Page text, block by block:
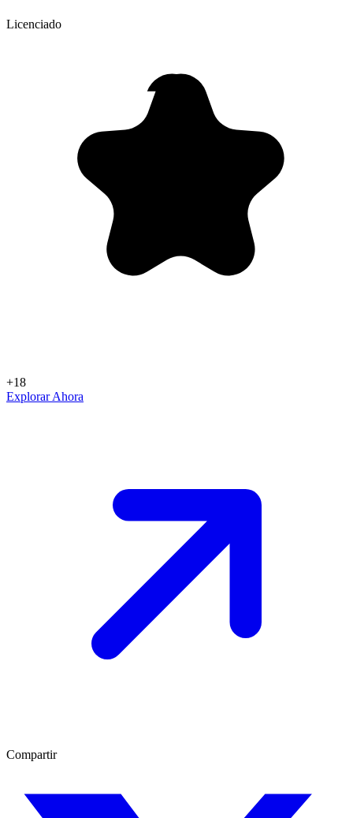
Licenciado
+18
Explorar Ahora
Compartir